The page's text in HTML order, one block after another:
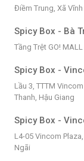
Điềm Trung, Xã
Spicy Box - Bà
Tầng Trệt GO!
Spicy Box -
Lầu 3, TTTM
Thanh, Hậu Giang
Spicy Box -
L4-05 Vincom
Ngãi